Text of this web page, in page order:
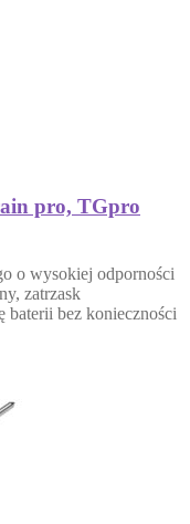
pro, TGpro
o wysokiej odporności
zatrzask
bez konieczności